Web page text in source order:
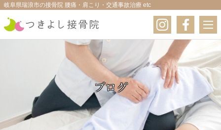
岐阜県瑞浪市の接骨院 腰痛・肩こり・交通事故治療 etc
ブログ